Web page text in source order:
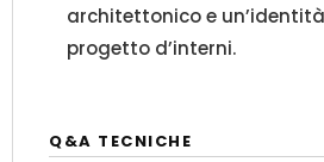
architettonico e
progetto d’interni.
Q&A TECNICHE